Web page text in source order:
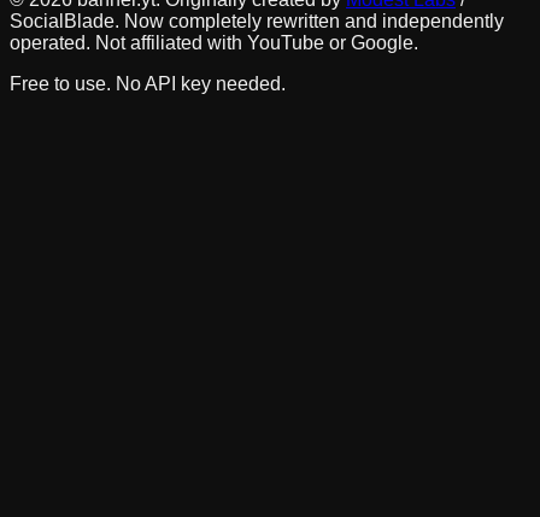
SocialBlade. Now completely rewritten and independently
operated. Not affiliated with YouTube or Google.
Free to use. No API key needed.